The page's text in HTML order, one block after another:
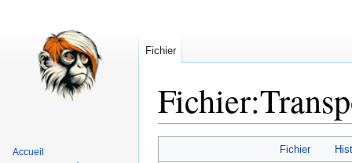
Fichier:
Fichier
Fichier
Accueil